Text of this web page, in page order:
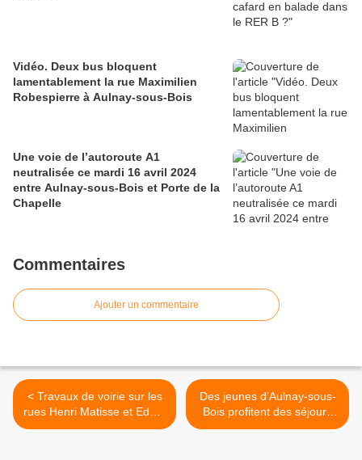
Vidéo. Deux bus bloquent
lamentablement la rue Maximilien
Robespierre à Aulnay-sous-Bois
Une voie de l’autoroute A1
neutralisée ce mardi 16 avril 2024
entre Aulnay-sous-Bois et Porte de la
Chapelle
Commentaires
Ajouter un commentaire
< Travaux de voirie sur les
rues Henri Matisse et Edgar
Degas à Aulnay-sous-Bois
Des jeunes d’Aulnay-sous-
Bois profitent des séjours
vacances à Montpellier >